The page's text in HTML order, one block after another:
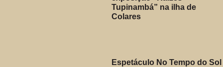
Tupinambá” na ilha de
Colares
Espetáculo No Tempo do Sol